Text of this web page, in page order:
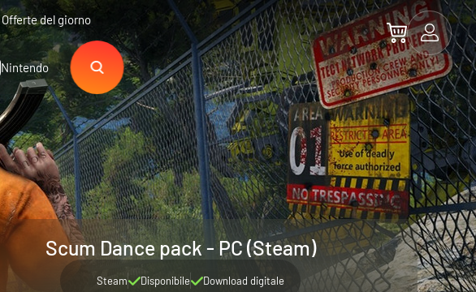
Offerte del giorno
Nintendo
Scum Dance pack - PC (Steam)
Steam Disponibile Download digitale